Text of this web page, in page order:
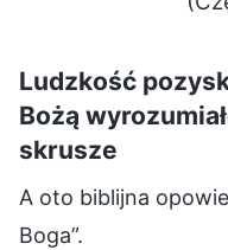
Ludzkość
Bożą
skrusze
A oto biblijna
Boga”.